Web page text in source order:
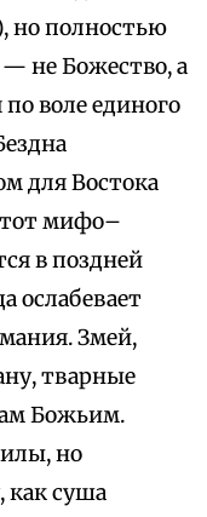
но полностью
не Божество, а
по воле единого
для Востока
мифо–
в поздней
ослабевает
Змей,
тварные
Божьим.
но
как суша